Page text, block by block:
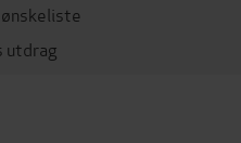
utdrag